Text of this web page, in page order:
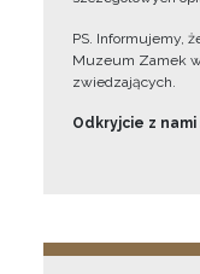
PS. Informujemy,
Muzeum Zamek
zwiedzających.
Odkryjcie z